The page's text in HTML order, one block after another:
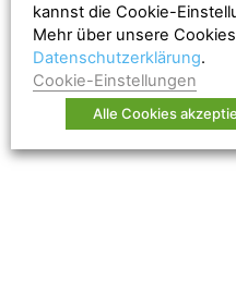
Jetzt
was?
Timo -
kannst die Cookie-
Mehr über unsere
Datenschutzerklärung.
Cookie-Einstellungen
Alle Cookies